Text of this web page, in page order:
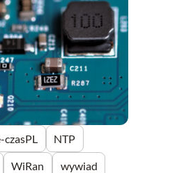
czasPL NTP
WiRan wywiad